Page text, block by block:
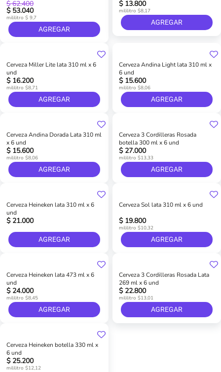
vidrio 500 ml x 6 und
$ 53.040
$ 62.400
mililitro $ 9,7
AGREGAR
$ 13.800
mililitro $8,17
AGREGAR
Cerveza Miller Lite lata 310 ml x 6
und
$ 16.200
mililitro $8,71
AGREGAR
Cerveza Andina Light lata 310 ml x
6 und
$ 15.600
mililitro $8,06
AGREGAR
Cerveza Andina Dorada Lata 310 ml
x 6 und
$ 15.600
mililitro $8,06
AGREGAR
Cerveza 3 Cordilleras Rosada
botella 300 ml x 6 und
$ 27.000
mililitro $13,33
AGREGAR
Cerveza Heineken lata 310 ml x 6
und
$ 21.000
AGREGAR
Cerveza Sol lata 310 ml x 6 und
$ 19.800
mililitro $10,32
AGREGAR
Cerveza Heineken lata 473 ml x 6
und
$ 24.000
mililitro $8,45
AGREGAR
Cerveza 3 Cordilleras Rosada Lata
269 ml x 6 und
$ 22.800
mililitro $13,01
AGREGAR
Cerveza Heineken botella 330 ml x
6 und
$ 25.200
mililitro $12,12